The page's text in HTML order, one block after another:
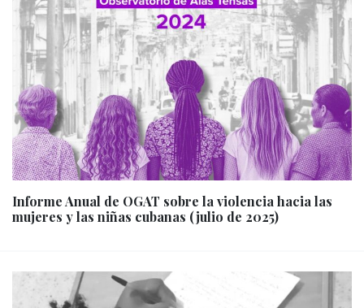
Informe Anual de OGAT sobre la violencia hacia las
mujeres y las niñas cubanas (julio de 2025)